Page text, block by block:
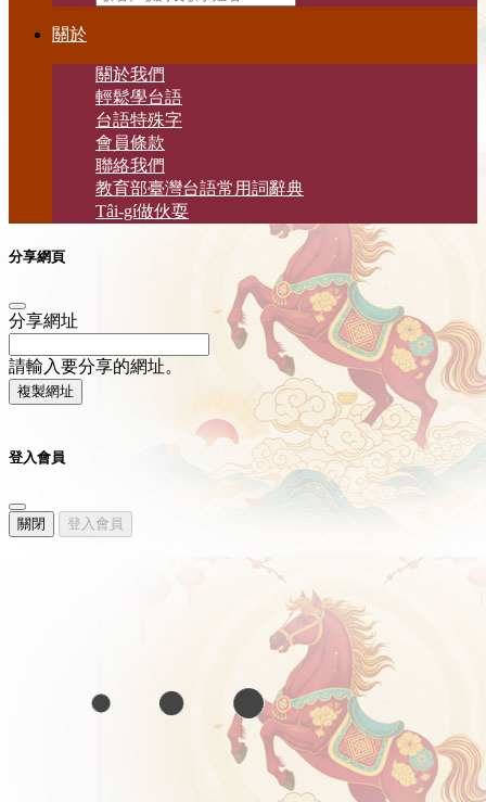
關於
關於我們
輕鬆學台語
台語特殊字
會員條款
聯絡我們
教育部臺灣台語常用詞辭典
Tâi-gí做伙耍
分享網頁
分享網址
請輸入要分享的網址。
複製網址
登入會員
關閉 登入會員